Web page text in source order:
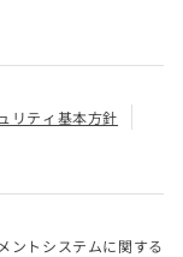
リティ基本方針
ントシステムに関する